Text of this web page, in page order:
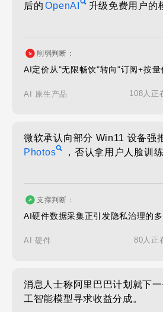
后的 OpenAI 升级免费用户的
削弱判断：
AI定价从"无限畅饮"转向"订阅+按
AI 原生产品 108人正
微软承认向部分 Win11 设备强
Photos
，否认拿用户人脸训练
支撑判断：
AI硬件数据采集正引发隐私治理的
AI 硬件 80人正
消息人士称阿里巴巴计划就下
工智能模型寻求收益分成。